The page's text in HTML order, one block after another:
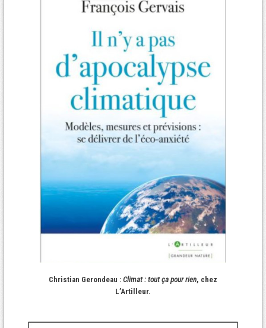
Christian Gerondeau : Climat : tout ça pour rien, chez
L’Artilleur.